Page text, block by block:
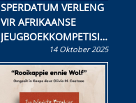
SPERDATUM VERLENG
VIR AFRIKAANSE
JEUGBOEKKOMPETISIE
Skryf ’n jeugboek of
kinderboek en staan ’n
kans om R50 000 te
wen!
14 Oktober 2025